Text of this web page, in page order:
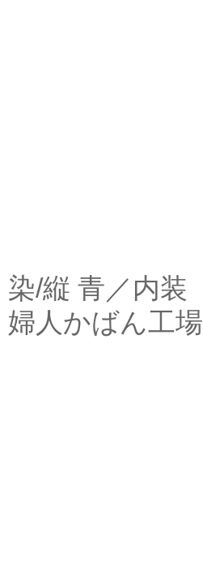
染/縦 青／内装
婦人かばん工場